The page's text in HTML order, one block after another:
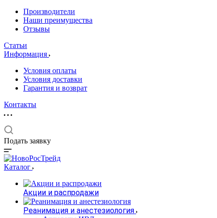
Производители
Наши преимущества
Отзывы
Статьи
Информация
Условия оплаты
Условия доставки
Гарантия и возврат
Контакты
Подать заявку
Каталог
Акции и распродажи
Реанимация и анестезиология